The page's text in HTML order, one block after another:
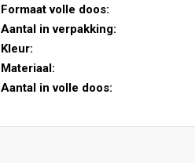
Formaat volle doos:
Aantal in verpakking:
Kleur:
Materiaal:
Aantal in volle doos: